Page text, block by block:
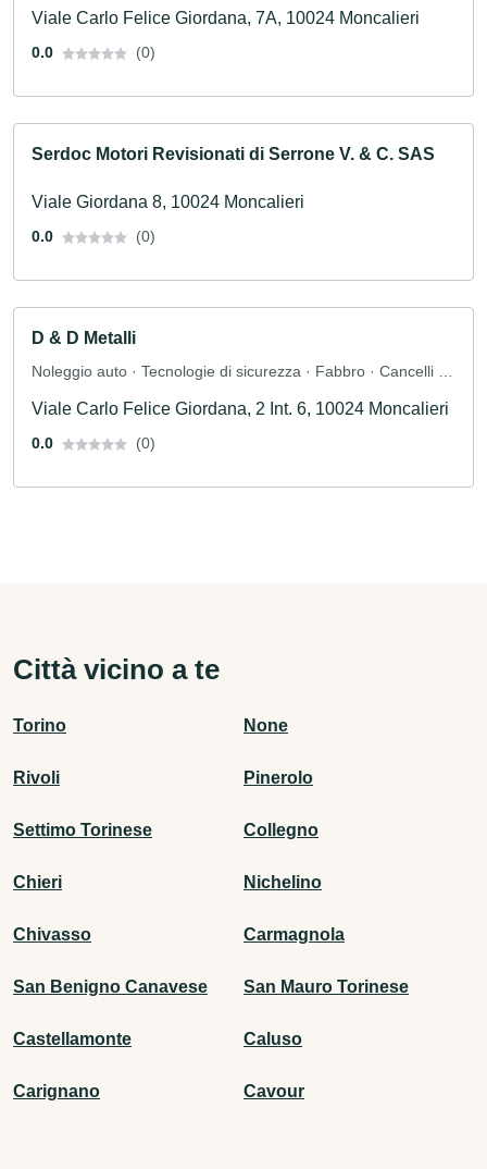
Viale Carlo Felice Giordana, 7A, 10024 Moncalieri
0.0 (0)
Serdoc Motori Revisionati di Serrone V. & C. SAS
Viale Giordana 8, 10024 Moncalieri
0.0 (0)
D & D Metalli
Noleggio auto · Tecnologie di sicurezza · Fabbro · Cancelli in
Viale Carlo Felice Giordana, 2 Int. 6, 10024 Moncalieri
0.0 (0)
Città vicino a te
Torino None
Rivoli Pinerolo
Settimo Torinese Collegno
Chieri Nichelino
Chivasso Carmagnola
San Benigno Canavese San Mauro Torinese
Castellamonte Caluso
Carignano Cavour